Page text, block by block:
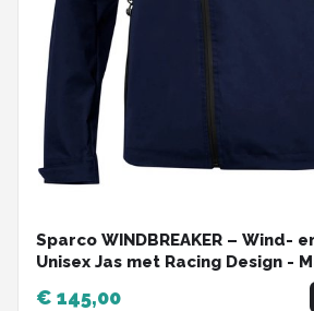
Sparco WINDBREAKER – Wind-
Unisex Jas met Racing Design -
€ 145,00